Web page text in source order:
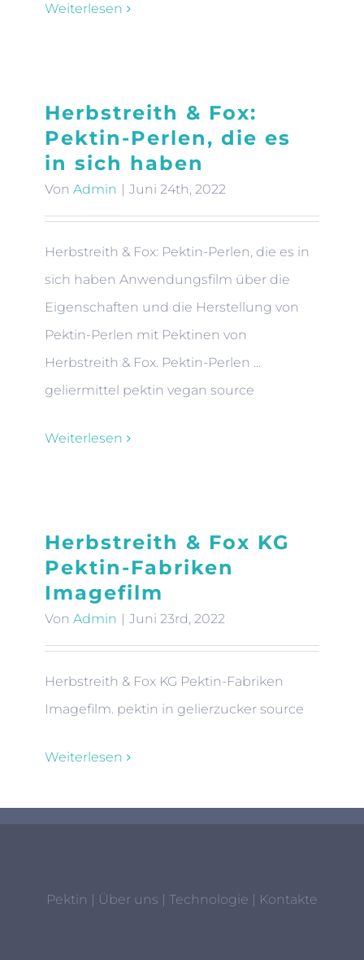
Weiterlesen
Herbstreith & Fox:
Pektin-Perlen, die es
in sich haben
Von Admin | Juni 24th, 2022
Herbstreith & Fox: Pektin-Perlen, die es in
sich haben Anwendungsfilm über die
Eigenschaften und die Herstellung von
Pektin-Perlen mit Pektinen von
Herbstreith & Fox. Pektin-Perlen ...
geliermittel pektin vegan source
Weiterlesen
Herbstreith & Fox KG
Pektin-Fabriken
Imagefilm
Von Admin | Juni 23rd, 2022
Herbstreith & Fox KG Pektin-Fabriken
Imagefilm. pektin in gelierzucker source
Weiterlesen
Pektin | Über uns | Technologie | Kontakte